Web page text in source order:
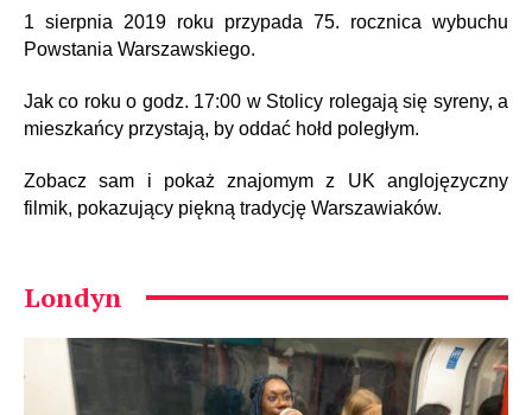
1 sierpnia 2019 roku przypada 75. rocznica wybuchu
Powstania Warszawskiego.
Jak co roku o godz. 17:00 w Stolicy rolegają się syreny, a
mieszkańcy przystają, by oddać hołd poległym.
Zobacz sam i pokaż znajomym z UK anglojęzyczny
filmik, pokazujący piękną tradycję Warszawiaków.
Londyn